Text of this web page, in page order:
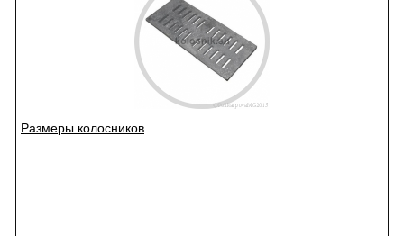
Размеры колосников